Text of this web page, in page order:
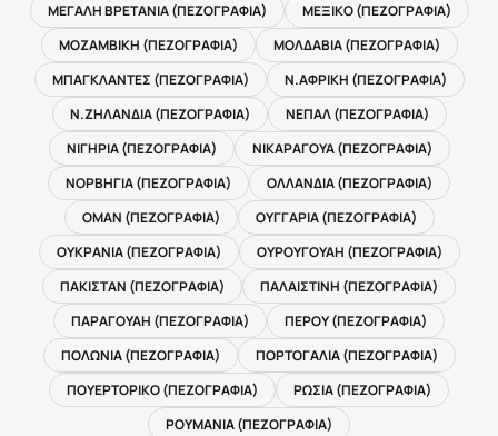
ΜΕΓΑΛΗ ΒΡΕΤΑΝΙΑ (ΠΕΖΟΓΡΑΦΙΑ)
ΜΕΞΙΚΟ (ΠΕΖΟΓΡΑΦΙΑ)
ΜΟΖΑΜΒΙΚΗ (ΠΕΖΟΓΡΑΦΙΑ)
ΜΟΛΔΑΒΙΑ (ΠΕΖΟΓΡΑΦΙΑ)
ΜΠΑΓΚΛΑΝΤΕΣ (ΠΕΖΟΓΡΑΦΙΑ)
Ν.ΑΦΡΙΚΗ (ΠΕΖΟΓΡΑΦΙΑ)
Ν.ΖΗΛΑΝΔΙΑ (ΠΕΖΟΓΡΑΦΙΑ)
ΝΕΠΑΛ (ΠΕΖΟΓΡΑΦΙΑ)
ΝΙΓΗΡΙΑ (ΠΕΖΟΓΡΑΦΙΑ)
ΝΙΚΑΡΑΓΟΥΑ (ΠΕΖΟΓΡΑΦΙΑ)
ΝΟΡΒΗΓΙΑ (ΠΕΖΟΓΡΑΦΙΑ)
ΟΛΛΑΝΔΙΑ (ΠΕΖΟΓΡΑΦΙΑ)
ΟΜΑΝ (ΠΕΖΟΓΡΑΦΙΑ)
ΟΥΓΓΑΡΙΑ (ΠΕΖΟΓΡΑΦΙΑ)
ΟΥΚΡΑΝΙΑ (ΠΕΖΟΓΡΑΦΙΑ)
ΟΥΡΟΥΓΟΥΑΗ (ΠΕΖΟΓΡΑΦΙΑ)
ΠΑΚΙΣΤΑΝ (ΠΕΖΟΓΡΑΦΙΑ)
ΠΑΛΑΙΣΤΙΝΗ (ΠΕΖΟΓΡΑΦΙΑ)
ΠΑΡΑΓΟΥΑΗ (ΠΕΖΟΓΡΑΦΙΑ)
ΠΕΡΟΥ (ΠΕΖΟΓΡΑΦΙΑ)
ΠΟΛΩΝΙΑ (ΠΕΖΟΓΡΑΦΙΑ)
ΠΟΡΤΟΓΑΛΙΑ (ΠΕΖΟΓΡΑΦΙΑ)
ΠΟΥΕΡΤΟΡΙΚΟ (ΠΕΖΟΓΡΑΦΙΑ)
ΡΩΣΙΑ (ΠΕΖΟΓΡΑΦΙΑ)
ΡΟΥΜΑΝΙΑ (ΠΕΖΟΓΡΑΦΙΑ)